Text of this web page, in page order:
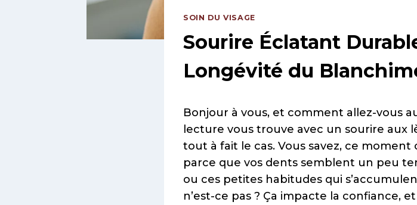
SOIN DU VISAGE
Sourire Éclatant
Longévité du
Bonjour à vous, et comment allez-vous
lecture vous trouve avec un sourire aux
tout à fait le cas. Vous savez, ce
parce que vos dents semblent un peu
ou ces petites habitudes qui
n’est-ce pas ? Ça impacte la confiance,